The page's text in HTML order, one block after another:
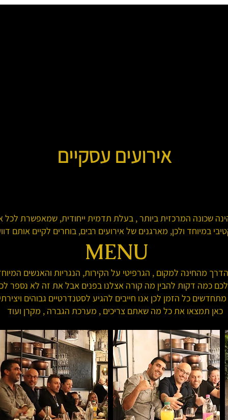
אירועים עסקיים
הינה שכונה המרכזית ביותר , בעלת תדמית ייחודית, שמאפשרת
במיוחד ולכן, מארגנים של אירועים רבים, בוחרים לקיים אותם
MENU
מהחינה למקום , הגרפיטי על הקירות, הנגריות והאנשים
כמה דקות להבין מה קורה אצלנו בפנים אבל את זה לא נספר
כל הזמן לכן אנו חייבים להגיע לסטנדרטיים גבוהים
כאן תמצאו את כל מה שאתם צריכים , מערכת הגברה , מקרן ועוד